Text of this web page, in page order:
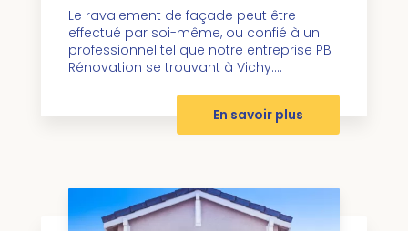
Le ravalement de façade peut être
effectué par soi-même, ou confié à un
professionnel tel que notre entreprise PB
Rénovation se trouvant à Vichy....
En savoir plus